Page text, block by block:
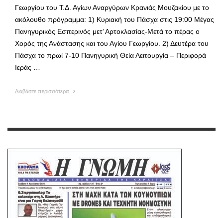
Γεωργίου του Τ.Δ. Αγίων Αναργύρων Κρανιάς Μουζακίου με το
ακόλουθο πρόγραμμα: 1) Κυριακή του Πάσχα στις 19:00 Μέγας
Πανηγυρικός Εσπερινός μετ’ Αρτοκλασίας-Μετά το πέρας ο
Χορός της Ανάστασης και του Αγίου Γεωργίου. 2) Δευτέρα του
Πάσχα το πρωί 7-10 Πανηγυρική Θεία Λειτουργία – Περιφορά
Ιεράς …
Διαβάστε περισσότερα